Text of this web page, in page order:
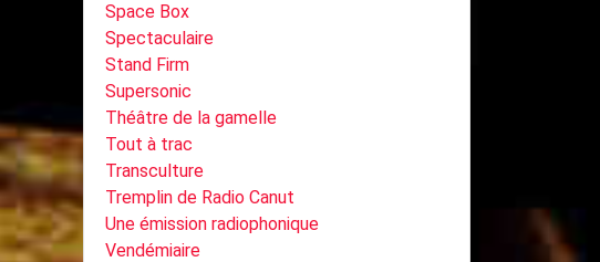
Space Box
Spectaculaire
Stand Firm
Supersonic
Théâtre de la gamelle
Tout à trac
Transculture
Tremplin de Radio Canut
Une émission radiophonique
Vendémiaire